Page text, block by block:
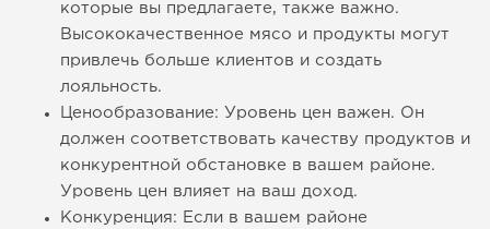
которые вы предлагаете, также важно.
Высококачественное мясо и продукты могут
привлечь больше клиентов и создать
лояльность.
Ценообразование: Уровень цен важен. Он
должен соответствовать качеству продуктов и
конкурентной обстановке в вашем районе.
Уровень цен влияет на ваш доход.
Конкуренция: Если в вашем районе